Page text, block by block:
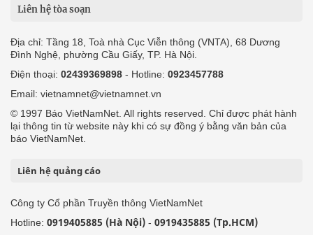
Liên hệ tòa soạn
Địa chỉ: Tầng 18, Toà nhà Cục Viễn thông (VNTA), 68 Dương
Đình Nghệ, phường Cầu Giấy, TP. Hà Nội.
Điện thoại: 02439369898 - Hotline: 0923457788
Email: vietnamnet@vietnamnet.vn
© 1997 Báo VietNamNet. All rights reserved. Chỉ được phát hành
lại thông tin từ website này khi có sự đồng ý bằng văn bản của
báo VietNamNet.
Liên hệ quảng cáo
Công ty Cổ phần Truyền thông VietNamNet
Hotline: 0919405885 (Hà Nội) - 0919435885 (Tp.HCM)